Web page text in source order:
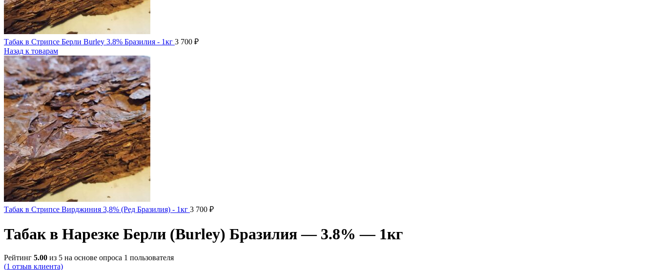
Табак в Стрипсе Берли Burley 3.8% Бразилия - 1кг 3 700 ₽
Назад к товарам
Табак в Стрипсе Вирджиния 3,8% (Ред Бразилия) - 1кг 3 700 ₽
Табак в Нарезке Берли (Burley) Бразилия — 3.8% — 1кг
Рейтинг 5.00 из 5 на основе опроса 1 пользователя
(1 отзыв клиента)